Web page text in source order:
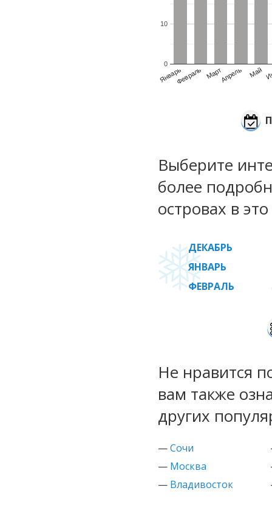
ЯнварьФевраль МартАпрель Май
0
10
Выберите
более
островах в
ДЕКАБРЬ
ЯНВАРЬ
ФЕВРАЛЬ
Не нравится
вам также
других
—Сочи
— Москва
— Владивосток